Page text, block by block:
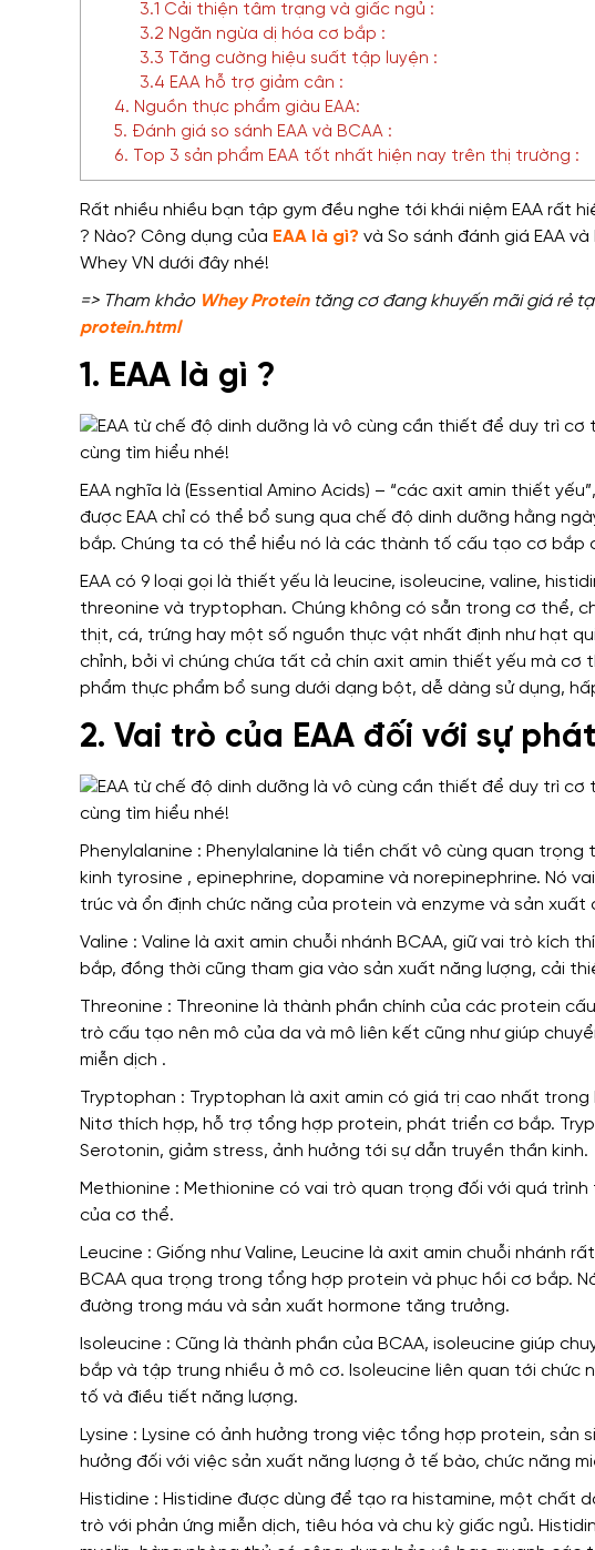
3.1 Cải thiện tâm trạng và giấc ngủ :
3.2 Ngăn ngừa dị hóa cơ bắp :
3.3 Tăng cường hiệu suất tập luyện :
3.4 EAA hỗ trợ giảm cân :
4. Nguồn thực phẩm giàu EAA:
5. Đánh giá so sánh EAA và BCAA :
6. Top 3 sản phẩm EAA tốt nhất hiện nay trên thị trường :
Rất nhiều nhiều bạn tập gym đều nghe tới khái niệm EAA rất
? Nào? Công dụng của EAA là gì? và So sánh đánh giá EAA
Whey VN dưới đây nhé!
=> Tham khảo Whey Proteintăng cơ đang khuyến mãi giá rẻ
protein.html
1. EAA là gì ?
EAA nghĩa là (Essential Amino Acids) – “các axit amin thiết yếu”,
được EAA chỉ có thể bổ sung qua chế độ dinh dưỡng hằng
bắp. Chúng ta có thể hiểu nó là các thành tố cấu tạo cơ bắp
EAA có 9 loại gọi là thiết yếu là leucine, isoleucine, valine,
threonine và tryptophan. Chúng không có sẵn trong cơ thể,
thịt, cá, trứng hay một số nguồn thực vật nhất định nhưhạt
chỉnh, bởi vì chúng chứa tất cả chín axit amin thiết yếu mà cơ
phẩm thực phẩm bổ sung dưới dạng bột, dễ dàng sử dụng,
2. Vai trò của EAA đối với sự
Phenylalanine : Phenylalanine là tiền chất vô cùng quan trọng
kinh tyrosine , epinephrine, dopamine và norepinephrine. Nó
trúc và ổn định chức năng của protein và enzyme và sản xuất
Valine : Valine là axit amin chuỗi nhánh BCAA, giữ vai trò kích
bắp, đồng thời cũng tham gia vào sản xuất năng lượng, cải
Threonine : Threonine là thành phần chính của các protein
trò cấu tạo nên mô của da và mô liên kết cũng như giúp
miễn dịch .
Tryptophan : Tryptophan là axit amin có giá trị cao nhất trong
Nitơ thích hợp, hỗ trợ tổng hợp protein, phát triển cơ bắp.
Serotonin, giảm stress, ảnh hưởng tới sự dẫn truyền thần kinh.
Methionine : Methionine có vai trò quan trọng đối với quá trình
của cơ thể.
Leucine : Giống như Valine, Leucine là axit amin chuỗi nhánh
BCAA qua trọng trong tổng hợp protein và phục hồi cơ bắp.
đường trong máu và sản xuất hormone tăng trưởng.
Isoleucine : Cũng là thành phần của BCAA, isoleucine giúp
bắp và tập trung nhiều ở mô cơ. Isoleucine liên quan tới chức
tố và điều tiết năng lượng.
Lysine : Lysine có ảnh hưởng trong việc tổng hợp protein, sản
hưởng đối với việc sản xuất năng lượng ở tế bào, chức năng
Histidine : Histidine được dùng để tạo ra histamine, một chất
trò với phản ứng miễn dịch, tiêu hóa và chu kỳ giấc ngủ.